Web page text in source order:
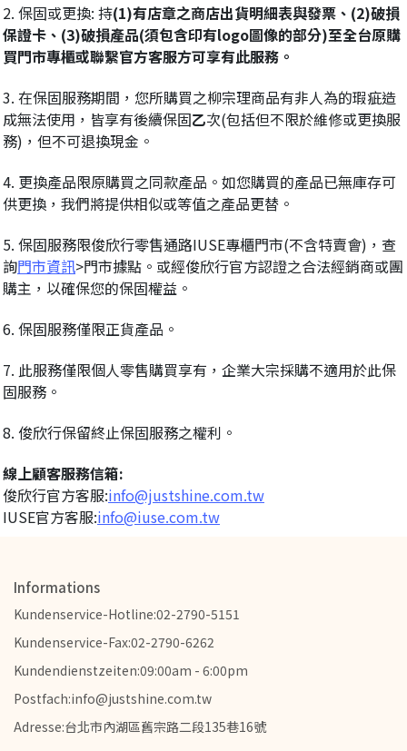
2. 保固或更換: 持(1)有店章之商店出貨明細表與發票、(2)破損
保證卡、(3)破損產品(須包含印有logo圖像的部分)至全台原購
買門市專櫃或聯繫官方客服方可享有此服務。
3. 在保固服務期間，您所購買之柳宗理商品有非人為的瑕疵造
成無法使用，皆享有後續保固乙次(包括但不限於維修或更換服
務)，但不可退換現金。
4. 更換產品限原購買之同款產品。如您購買的產品已無庫存可
供更換，我們將提供相似或等值之產品更替。
5. 保固服務限俊欣行零售通路IUSE專櫃門市(不含特賣會)，查
詢門市資訊>門市據點。或經俊欣行官方認證之合法經銷商或團
購主，以確保您的保固權益。
6. 保固服務僅限正貨產品。
7. 此服務僅限個人零售購買享有，企業大宗採購不適用於此保
固服務。
8. 俊欣行保留終止保固服務之權利。
線上顧客服務信箱:
俊欣行官方客服:info@justshine.com.tw
IUSE官方客服:info@iuse.com.tw
Informations
Kundenservice-Hotline:02-2790-5151
Kundenservice-Fax:02-2790-6262
Kundendienstzeiten:09:00am - 6:00pm
Postfach:info@justshine.com.tw
Adresse:台北市內湖區舊宗路二段135巷16號